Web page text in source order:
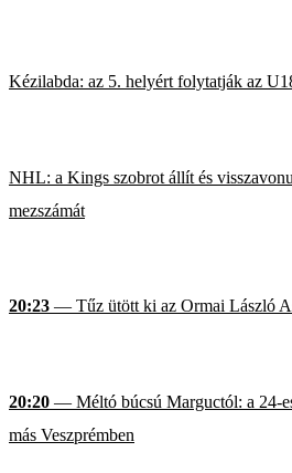
Kézilabda: az 5. helyért folytatják az
NHL: a Kings szobrot állít és
mezszámát
20:23 — Tűz ütött ki az Ormai László
20:20 — Méltó búcsú Marguctól: a 24-
más Veszprémben